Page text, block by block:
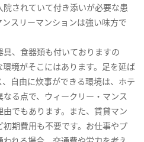
されていて付き添いが必要な患
スリーマンションは強い味方で
、食器類も付いておりますの
境がそこにはあります。足を延ば
自由に炊事ができる環境は、ホテ
る点で、ウィークリー・マンス
でもあります。また、賃貸マン
期費用も不要です。お仕事やプ